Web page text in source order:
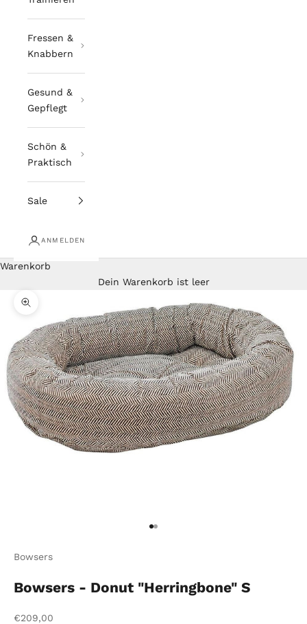
Fressen &
Knabbern
Gesund &
Gepflegt
Schön &
Praktisch
Sale
ANMELDEN
Warenkorb
Dein Warenkorb ist leer
Bild vergrößern
Gehe zu Element 1
Gehe zu Element 2
Bowsers
Bowsers - Donut "Herringbone" S
Angebot
€209,00